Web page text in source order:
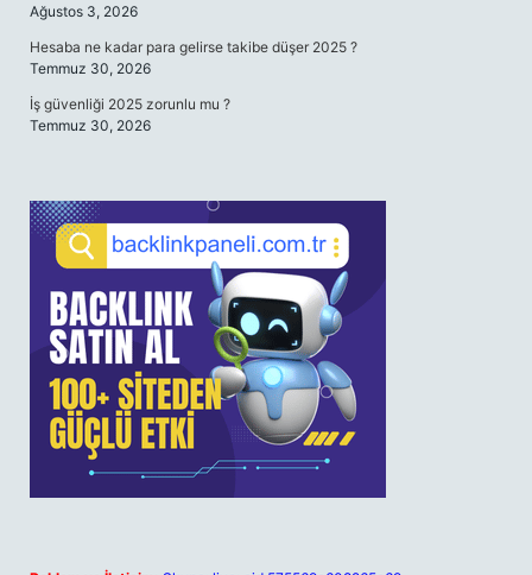
Ağustos 3, 2026
Hesaba ne kadar para gelirse takibe düşer 2025 ?
Temmuz 30, 2026
İş güvenliği 2025 zorunlu mu ?
Temmuz 30, 2026